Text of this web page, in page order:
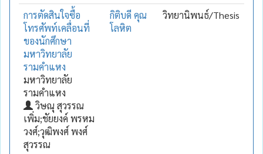
การตัดสินใจซื้อ
โทรศัพท์เคลื่อนที่
ของนักศึกษา
มหาวิทยาลัย
รามคำแหง
มหาวิทยาลัย
รามคำแหง
วิษณุ สุวรรณ
เพิ่ม;ชัยยงค์ พรหม
วงศ์;วุฒิพงศ์ พงศ์
สุวรรณ
กิติบดี คุณ
โลหิต
วิทยานิพนธ์/Thesis